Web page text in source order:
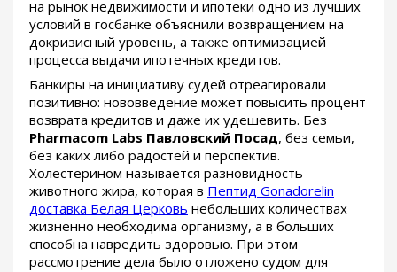
на рынок недвижимости и ипотеки одно из лучших
условий в госбанке объяснили возвращением на
докризисный уровень, а также оптимизацией
процесса выдачи ипотечных кредитов.
Банкиры на инициативу судей отреагировали
позитивно: нововведение может повысить процент
возврата кредитов и даже их удешевить. Без
Pharmacom Labs Павловский Посад, без семьи,
без каких либо радостей и перспектив.
Холестерином называется разновидность
животного жира, которая в Пептид Gonadorelin
доставка Белая Церковь небольших количествах
жизненно необходима организму, а в больших
способна навредить здоровью. При этом
рассмотрение дела было отложено судом для